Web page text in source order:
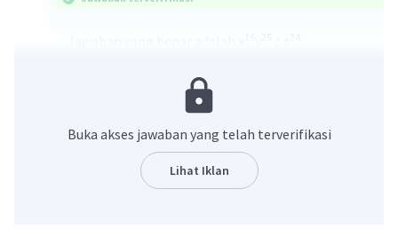
[(x
)/z : (x /z )/z /x
= x
16 25/ z 24
0.0(0) Balas
Buka akses jawaban yang telah terverifikasi
Lihat Iklan